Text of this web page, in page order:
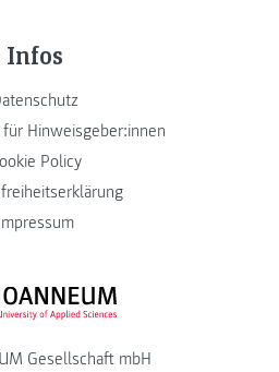
Infos
Hinweisgeber:innen
Policy
FH JOANNEUM Logo
Gesellschaft mbH